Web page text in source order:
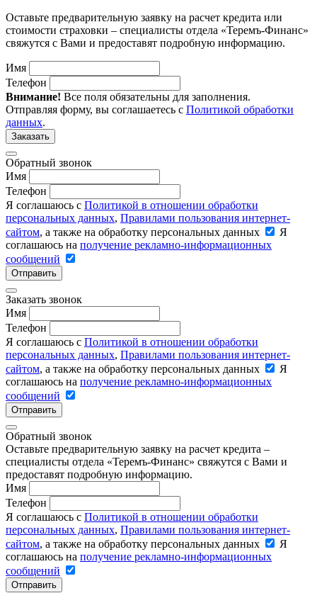
Оставьте предварительную заявку на расчет кредита или
стоимости страховки – специалисты отдела «Теремъ-Финанс»
свяжутся с Вами и предоставят подробную информацию.
Имя
Телефон
Внимание! Все поля обязательны для заполнения.
Отправляя форму, вы соглашаетесь с Политикой обработки
данных.
Заказать
Обратный звонок
Имя
Телефон
Я соглашаюсь с Политикой в отношении обработки
персональных данных, Правилами пользования интернет-
сайтом, а также на обработку персональных данных
Я
соглашаюсь на получение рекламно-информационных
сообщений
Отправить
Заказать звонок
Имя
Телефон
Я соглашаюсь с Политикой в отношении обработки
персональных данных, Правилами пользования интернет-
сайтом, а также на обработку персональных данных
Я
соглашаюсь на получение рекламно-информационных
сообщений
Отправить
Обратный звонок
Оставьте предварительную заявку на расчет кредита –
специалисты отдела «Теремъ-Финанс» свяжутся с Вами и
предоставят подробную информацию.
Имя
Телефон
Я соглашаюсь с Политикой в отношении обработки
персональных данных, Правилами пользования интернет-
сайтом, а также на обработку персональных данных
Я
соглашаюсь на получение рекламно-информационных
сообщений
Отправить